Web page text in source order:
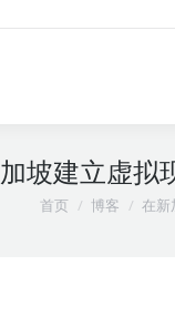
坡建立虚拟
您在这里：
首页 博客 在